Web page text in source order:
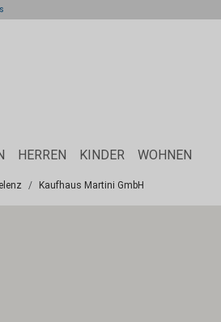
HERREN KINDER WOHNEN
Kaufhaus Martini GmbH